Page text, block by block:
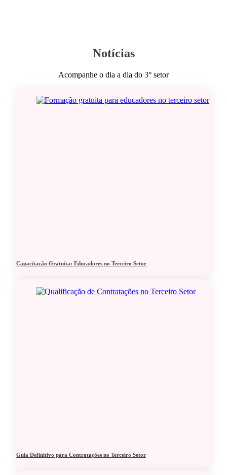
Notícias
Acompanhe o dia a dia do 3° setor
Capacitação Gratuita: Educadores no Terceiro Setor
Guia Definitivo para Contratações no Terceiro Setor